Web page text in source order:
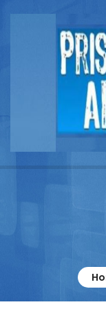
Buscador
Documentos
Columnistas
Contacto